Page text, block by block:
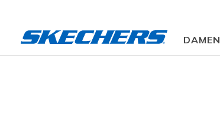
DAMEN